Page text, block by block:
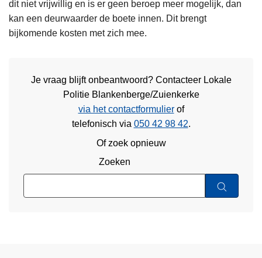
dit niet vrijwillig en is er geen beroep meer mogelijk, dan
kan een deurwaarder de boete innen. Dit brengt
bijkomende kosten met zich mee.
Je vraag blijft onbeantwoord? Contacteer Lokale
Politie Blankenberge/Zuienkerke
via het contactformulierof
telefonisch via 050 42 98 42.
Of zoek opnieuw
Zoeken